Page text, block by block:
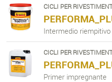
CICLI PER
Intermedio
CICLI PER
Primer impregnante